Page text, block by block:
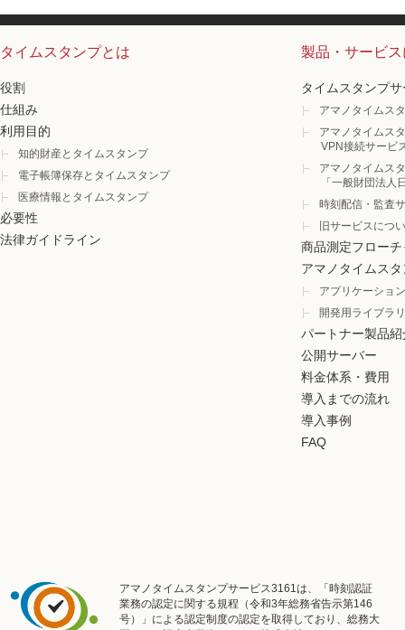
タイムスタンプとは
役割
仕組み
利用目的
知的財産とタイムスタンプ
電子帳簿保存とタイムスタンプ
医療情報とタイムスタンプ
必要性
法律ガイドライン
製品・サービ
タイムスタンプ
アマノタイムス
アマノタイムス
VPN接続サービ
アマノタイムス
「一般財団法人
時刻配信・監査
旧サービスにつ
商品測定フロー
アマノタイムス
アプリケーショ
開発用ライブラリ
パートナー製品紹
公開サーバー
料金体系・費用
導入までの流れ
導入事例
FAQ
アマノタイムスタンプサービス3161は、「時刻認証
業務の認定に関する規程（令和3年総務省告示第146
号）」による認定制度の認定を取得しており、総務大